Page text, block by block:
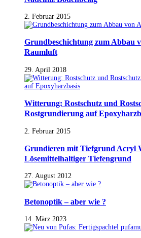
2. Februar 2015
Grundbeschichtung zum Abbau
Raumluft
29. April 2018
Witterung: Rostschutz und
Rostgrundierung auf
2. Februar 2015
Grundieren mit Tiefgrund Acryl
Lösemittelhaltiger Tiefengrund
27. August 2012
Betonoptik – aber wie ?
14. März 2023